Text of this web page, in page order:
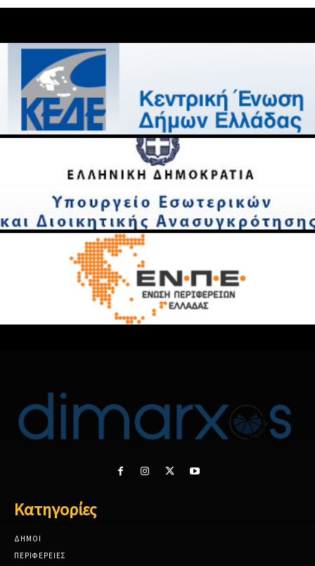
Κατηγορίες
ΔΗΜΟΙ
ΠΕΡΙΦΕΡΕΙΕΣ